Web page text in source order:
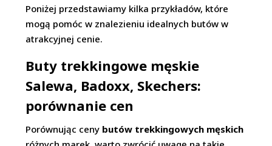
Poniżej przedstawiamy kilka przykładów, które
mogą pomóc w znalezieniu idealnych butów w
atrakcyjnej cenie.
Buty trekkingowe męskie
Salewa, Badoxx, Skechers:
porównanie cen
Porównując ceny butów trekkingowych męskich